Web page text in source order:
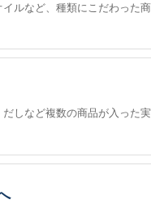
ルなど、種類にこだわった商
しなど複数の商品が入った